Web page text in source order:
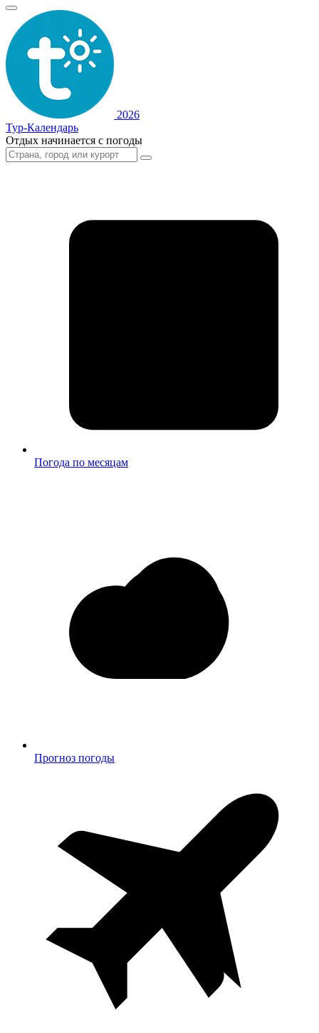
2026
Тур-Календарь
Отдых начинается с погоды
Погода по месяцам
Прогноз погоды